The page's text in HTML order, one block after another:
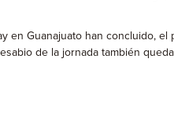
en Guanajuato han concluido,
de la jornada también